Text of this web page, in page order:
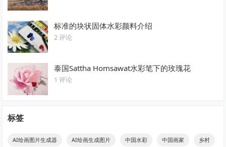
标准的块状固体水彩颜料介绍
2 评论
泰国Sattha Homsawat水彩笔下的玫瑰花
1 评论
标签
AI绘画图片生成器 AI绘画生成图片 中国水彩 中国画家 乡村